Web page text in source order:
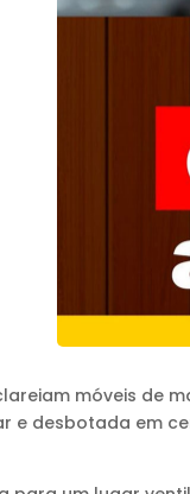
móveis de
e desbotada em